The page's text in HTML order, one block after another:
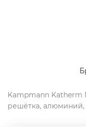
Kampmann Katherm
решётка,